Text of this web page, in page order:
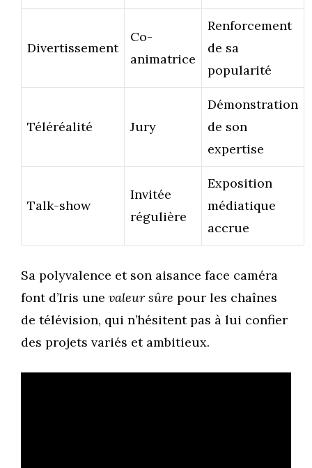
Divertissement
Co-
animatrice
Renforcement
de sa
popularité
Téléréalité Jury
Démonstration
de son
expertise
Talk-show
Invitée
régulière
Exposition
médiatique
accrue
Sa polyvalence et son aisance face caméra
font d’Iris une valeur sûre pour les chaînes
de télévision, qui n’hésitent pas à lui confier
des projets variés et ambitieux.